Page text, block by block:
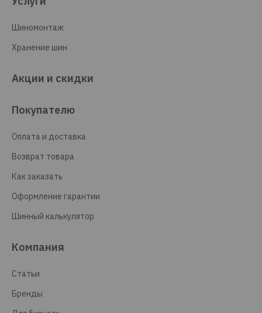
Шиномонтаж
Хранение шин
Акции и скидки
Покупателю
Оплата и доставка
Возврат товара
Как заказать
Оформление гарантии
Шинный калькулятор
Компания
Статьи
Бренды